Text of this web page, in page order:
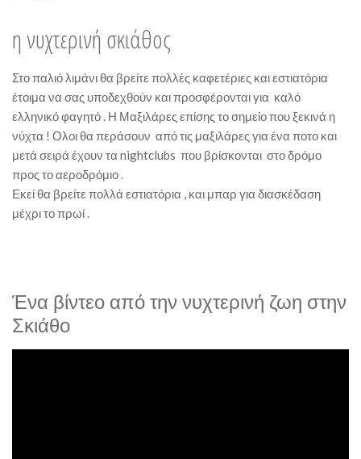
η νυχτερινή σκιάθος
Στο παλιό λιμάνι θα βρείτε πολλές καφετέριες και εστιατόρια
έτοιμα να σας υποδεχθούν και προσφέρονται για καλό
ελληνικό φαγητό . Η Μαξιλάρες επίσης το σημείο που ξεκινά η
νύχτα ! Ολοι θα περάσουν από τις μαξιλάρες για ένα ποτο και
μετά σειρά έχουν τα nightclubs που βρίσκονται στο δρόμο
προς το αεροδρόμιο .
Εκεί θα βρείτε πολλά εστιατόρια , και μπαρ για διασκέδαση
μέχρι το πρωί .
Ένα βίντεο από την νυχτερινή ζωη στην
Σκιάθο